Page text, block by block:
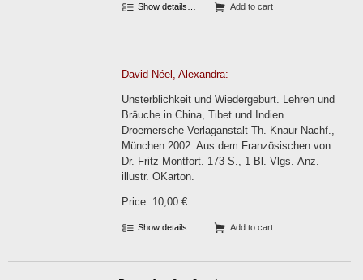
Show details… Add to cart
David-Néel, Alexandra:
Unsterblichkeit und Wiedergeburt. Lehren und
Bräuche in China, Tibet und Indien.
Droemersche Verlaganstalt Th. Knaur Nachf.,
München 2002. Aus dem Französischen von
Dr. Fritz Montfort. 173 S., 1 Bl. Vlgs.-Anz.
illustr. OKarton.
Price: 10,00 €
Show details… Add to cart